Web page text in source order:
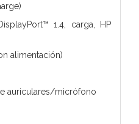
1.4, carga, HP
alimentación)
auriculares/micrófono